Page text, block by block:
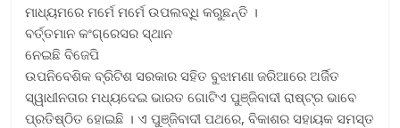
ମାଧ୍ୟମରେ ମର୍ମେ ମର୍ମେ ଉପଲବ୍ଧି କରୁଛନ୍ତି ।
ବର୍ତ୍ତମାନ କଂଗ୍ରେସର ସ୍ଥାନ
ନେଇଛି ବିଜେପି
ଉପନିବେଶିକ ବ୍ରିଟିଶ ସରକାର ସହିତ ବୁଝାମଣା ଜରିଆରେ ଅର୍ଜିତ
ସ୍ୱାଧୀନତାର ମଧ୍ୟଦେଇ ଭାରତ ଗୋଟିଏ ପୁଞ୍ଜିବାଦୀ ରାଷ୍ଟ୍ର ଭାବେ
ପ୍ରତିଷ୍ଠିତ ହୋଇଛି । ଏ ପୁଞ୍ଜିବାଦୀ ପଥରେ, ବିକାଶର ସହାୟକ ସମସ୍ତ